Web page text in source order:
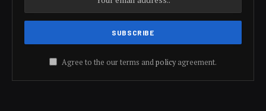
Agree to the our terms andpolicyagreement.